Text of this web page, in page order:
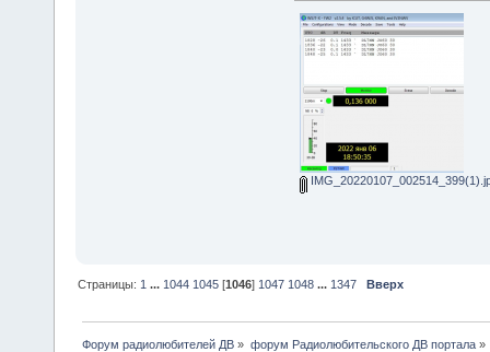
Страницы: 1 ... 1044 1045 [1046] 1047 1048 ... 1347 Вверх
Форум радиолюбителей ДВ » форум Радиолюбительского ДВ портала»